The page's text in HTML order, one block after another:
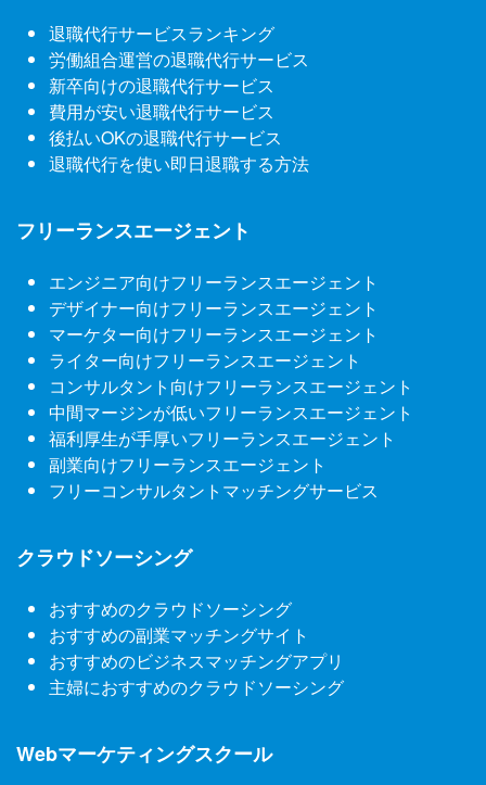
退職代行サービスランキング
労働組合運営の退職代行サービス
新卒向けの退職代行サービス
費用が安い退職代行サービス
後払いOKの退職代行サービス
退職代行を使い即日退職する方法
フリーランスエージェント
エンジニア向けフリーランスエージェント
デザイナー向けフリーランスエージェント
マーケター向けフリーランスエージェント
ライター向けフリーランスエージェント
コンサルタント向けフリーランスエージェント
中間マージンが低いフリーランスエージェント
福利厚生が手厚いフリーランスエージェント
副業向けフリーランスエージェント
フリーコンサルタントマッチングサービス
クラウドソーシング
おすすめのクラウドソーシング
おすすめの副業マッチングサイト
おすすめのビジネスマッチングアプリ
主婦におすすめのクラウドソーシング
Webマーケティングスクール